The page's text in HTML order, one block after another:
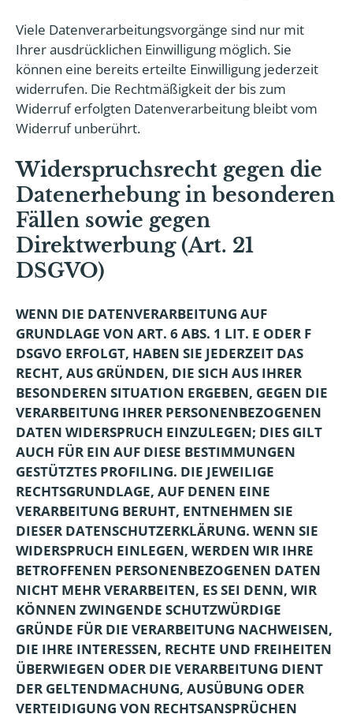
Viele Datenverarbeitungsvorgänge sind nur mit
Ihrer ausdrücklichen Einwilligung möglich. Sie
können eine bereits erteilte Einwilligung jederzeit
widerrufen. Die Rechtmäßigkeit der bis zum
Widerruf erfolgten Datenverarbeitung bleibt vom
Widerruf unberührt.
Widerspruchsrecht gegen die
Datenerhebung in besonderen
Fällen sowie gegen
Direktwerbung (Art. 21
DSGVO)
WENN DIE DATENVERARBEITUNG AUF
GRUNDLAGE VON ART. 6 ABS. 1 LIT. E ODER F
DSGVO ERFOLGT, HABEN SIE JEDERZEIT DAS
RECHT, AUS GRÜNDEN, DIE SICH AUS IHRER
BESONDEREN SITUATION ERGEBEN, GEGEN DIE
VERARBEITUNG IHRER PERSONENBEZOGENEN
DATEN WIDERSPRUCH EINZULEGEN; DIES GILT
AUCH FÜR EIN AUF DIESE BESTIMMUNGEN
GESTÜTZTES PROFILING. DIE JEWEILIGE
RECHTSGRUNDLAGE, AUF DENEN EINE
VERARBEITUNG BERUHT, ENTNEHMEN SIE
DIESER DATENSCHUTZERKLÄRUNG. WENN SIE
WIDERSPRUCH EINLEGEN, WERDEN WIR IHRE
BETROFFENEN PERSONENBEZOGENEN DATEN
NICHT MEHR VERARBEITEN, ES SEI DENN, WIR
KÖNNEN ZWINGENDE SCHUTZWÜRDIGE
GRÜNDE FÜR DIE VERARBEITUNG NACHWEISEN,
DIE IHRE INTERESSEN, RECHTE UND FREIHEITEN
ÜBERWIEGEN ODER DIE VERARBEITUNG DIENT
DER GELTENDMACHUNG, AUSÜBUNG ODER
VERTEIDIGUNG VON RECHTSANSPRÜCHEN